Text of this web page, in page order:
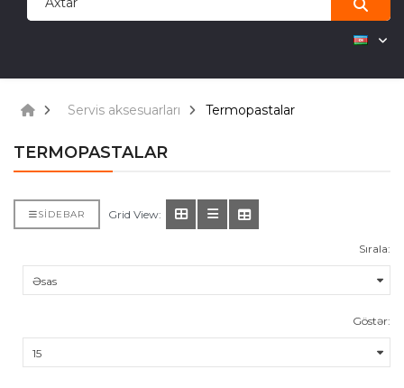
Servis aksesuarları Termopastalar
TERMOPASTALAR
SIDEBAR Grid View:
Sırala:
Göstər: